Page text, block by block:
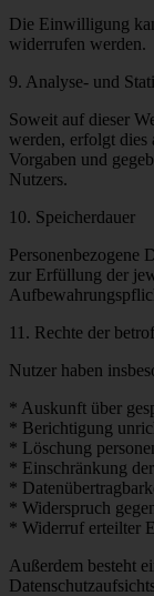
Die Einwilligung
widerrufen werden.
9. Analyse- und
Soweit auf dieser
werden, erfolgt dies
Vorgaben und
Nutzers.
10. Speicherdauer
Personenbezogene
zur Erfüllung der
11. Rechte der
Nutzer haben
* Auskunft über
* Berichtigung
* Löschung
* Einschränkung
*
* Widerspruch
* Widerruf erteilter
Außerdem besteht